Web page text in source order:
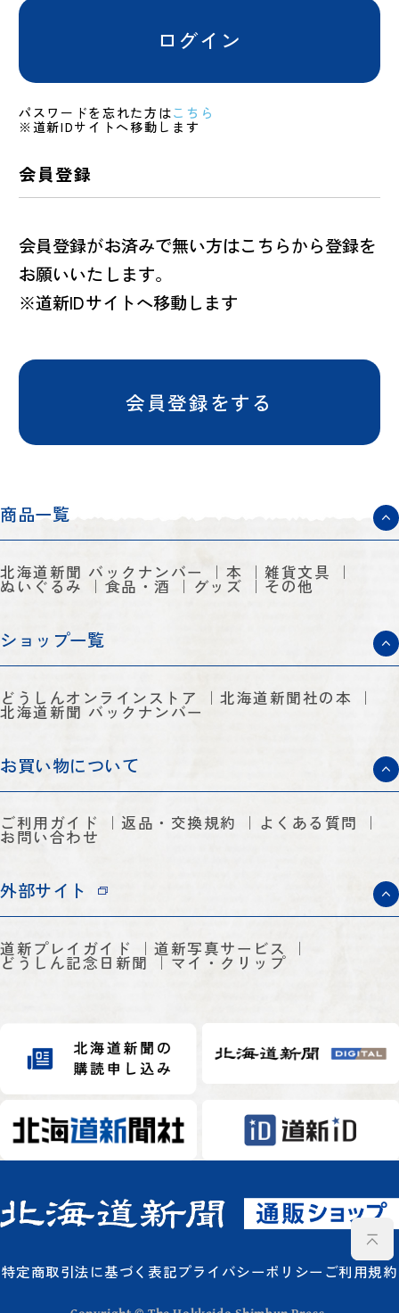
ログイン
パスワードを忘れた方はこちら
※道新IDサイトへ移動します
会員登録
会員登録がお済みで無い方はこちらから登録を
お願いいたします。
※道新IDサイトへ移動します
会員登録をする
商品一覧
北海道新聞 バックナンバー 本 雑貨文具
ぬいぐるみ 食品・酒 グッズ その他
ショップ一覧
どうしんオンラインストア 北海道新聞社の本
北海道新聞 バックナンバー
お買い物について
ご利用ガイド 返品・交換規約 よくある質問
お問い合わせ
外部サイト
道新プレイガイド 道新写真サービス
どうしん記念日新聞 マイ・クリップ
特定商取引法に基づく表記プライバシーポリシー ご利用規約